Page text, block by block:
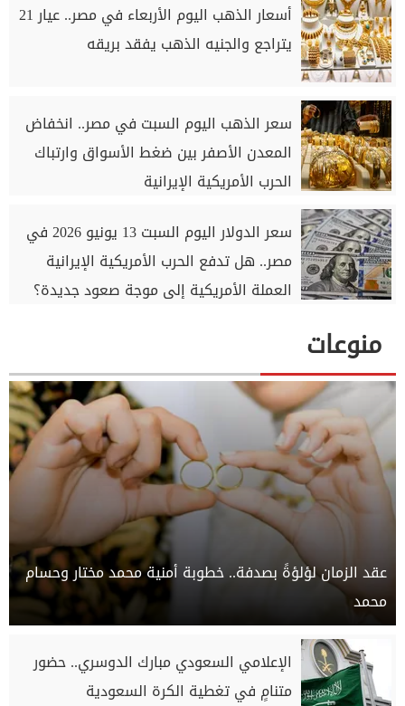
أسعار الذهب اليوم الأربعاء في مصر.. عيار 21
يتراجع والجنيه الذهب يفقد بريقه
سعر الذهب اليوم السبت في مصر.. انخفاض
المعدن الأصفر بين ضغط الأسواق وارتباك
الحرب الأمريكية الإيرانية
سعر الدولار اليوم السبت 13 يونيو 2026 في
مصر.. هل تدفع الحرب الأمريكية الإيرانية
العملة الأمريكية إلى موجة صعود جديدة؟
منوعات
عقد الزمان لؤلؤةً بصدفة.. خطوبة أمنية محمد مختار وحسام
محمد
الإعلامي السعودي مبارك الدوسري.. حضور
متنامٍ في تغطية الكرة السعودية